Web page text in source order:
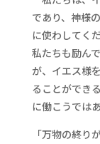
であり、神様
に使わしてく
私たちも励ん
が、イエス様
ることができ
に働こうでは
「万物の終り